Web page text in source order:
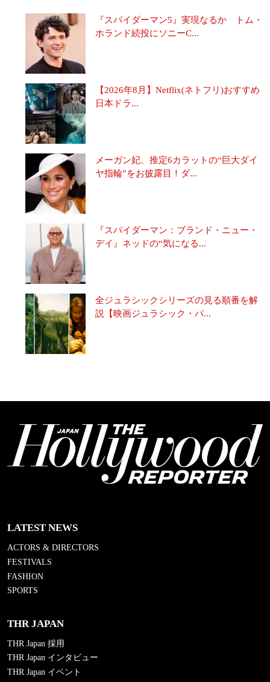
『スパイダーマン5』実現なるか トム・
ホランド続投にソニーC...
【2026年8月】Netflix(ネトフリ)おすすめ
日本ドラ...
メーガン妃、推定6カラットの“巨大ダイ
ヤ指輪”をお披露目！ダ...
『スパイダーマン：ブランド・ニュー・
デイ』ネッドの“気になる...
全ジュラシックシリーズの見る順番を解
説【映画ジュラシック・パ...
LATEST NEWS
ACTORS & DIRECTORS
FESTIVALS
FASHION
SPORTS
THR JAPAN
THR Japan 採用
THR Japan インタビュー
THR Japan イベント